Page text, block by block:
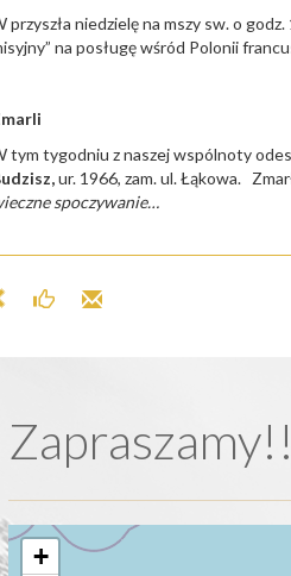
przyszła niedzielę na mszy sw. o
na posługę wśród Polonii
tym tygodniu z naszej wspólnoty
ur. 1966, zam. ul. Łąkowa.
spoczywanie…
+